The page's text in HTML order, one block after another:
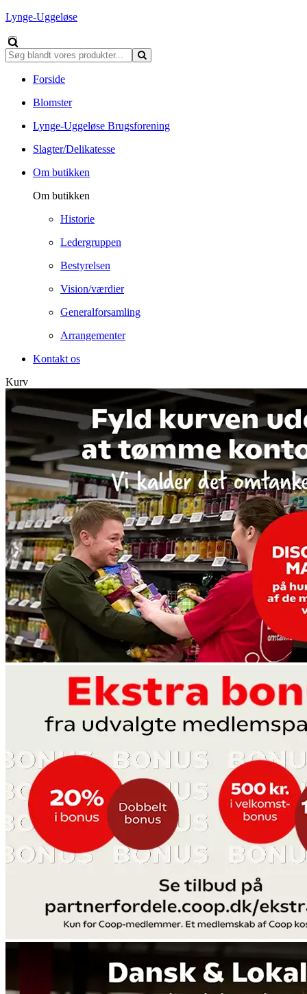
Lynge-Uggeløse
Forside
Blomster
Lynge-Uggeløse Brugsforening
Slagter/Delikatesse
Om butikken
Om butikken
Historie
Ledergruppen
Bestyrelsen
Vision/værdier
Generalforsamling
Arrangementer
Kontakt os
Kurv